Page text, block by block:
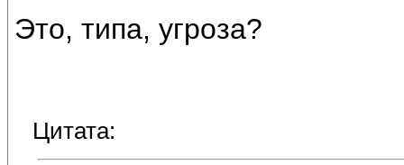
Это, типа, угроза?
Цитата: